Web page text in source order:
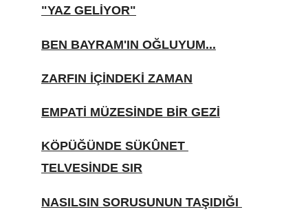
"YAZ GELİYOR"
BEN BAYRAM'IN OĞLUYUM...
ZARFIN İÇİNDEKİ ZAMAN
EMPATİ MÜZESİNDE BİR GEZİ
KÖPÜĞÜNDE SÜKÛNET
TELVESİNDE SIR
NASILSIN SORUSUNUN TAŞIDIĞI